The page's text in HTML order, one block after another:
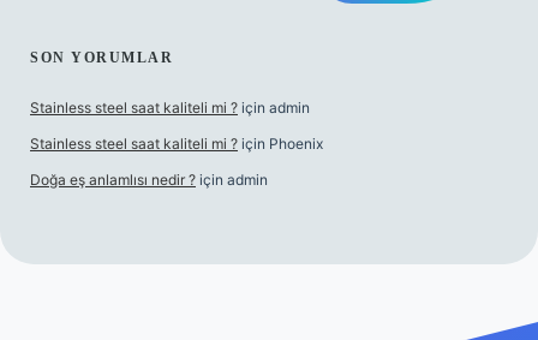
SON YORUMLAR
Stainless steel saat kaliteli mi ? için admin
Stainless steel saat kaliteli mi ? için Phoenix
Doğa eş anlamlısı nedir ? için admin